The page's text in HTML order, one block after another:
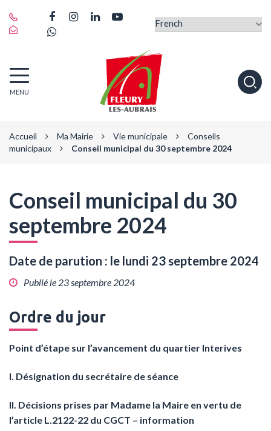
Lien
Lien
compte
Instagram
Lien
compte
Linkedin
chaîne
Youtube
Whatsapp
MENU
Accueil Ma Mairie Vie municipale
Conseils
municipaux
Conseil municipal du 30 septembre 2024
Conseil municipal du 30
septembre 2024
Date de parution : le lundi 23 septembre 2024
Publié le 23 septembre 2024
Ordre du jour
Point d’étape sur l’avancement du quartier Interives
I. Désignation du secrétaire de séance
II. Décisions prises par Madame la Maire en vertu de
l’article L.2122-22 du CGCT – information